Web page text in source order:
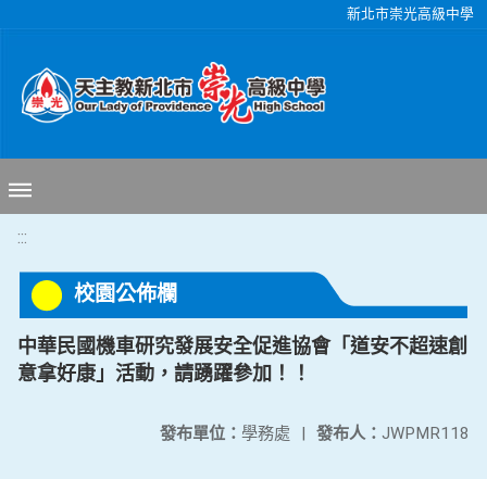
新北市崇光高級中學
:::
校園公佈欄
中華民國機車研究發展安全促進協會「道安不超速創
意拿好康」活動，請踴躍參加！！
發布人： JWPMR118
發布單位： 學務處 |